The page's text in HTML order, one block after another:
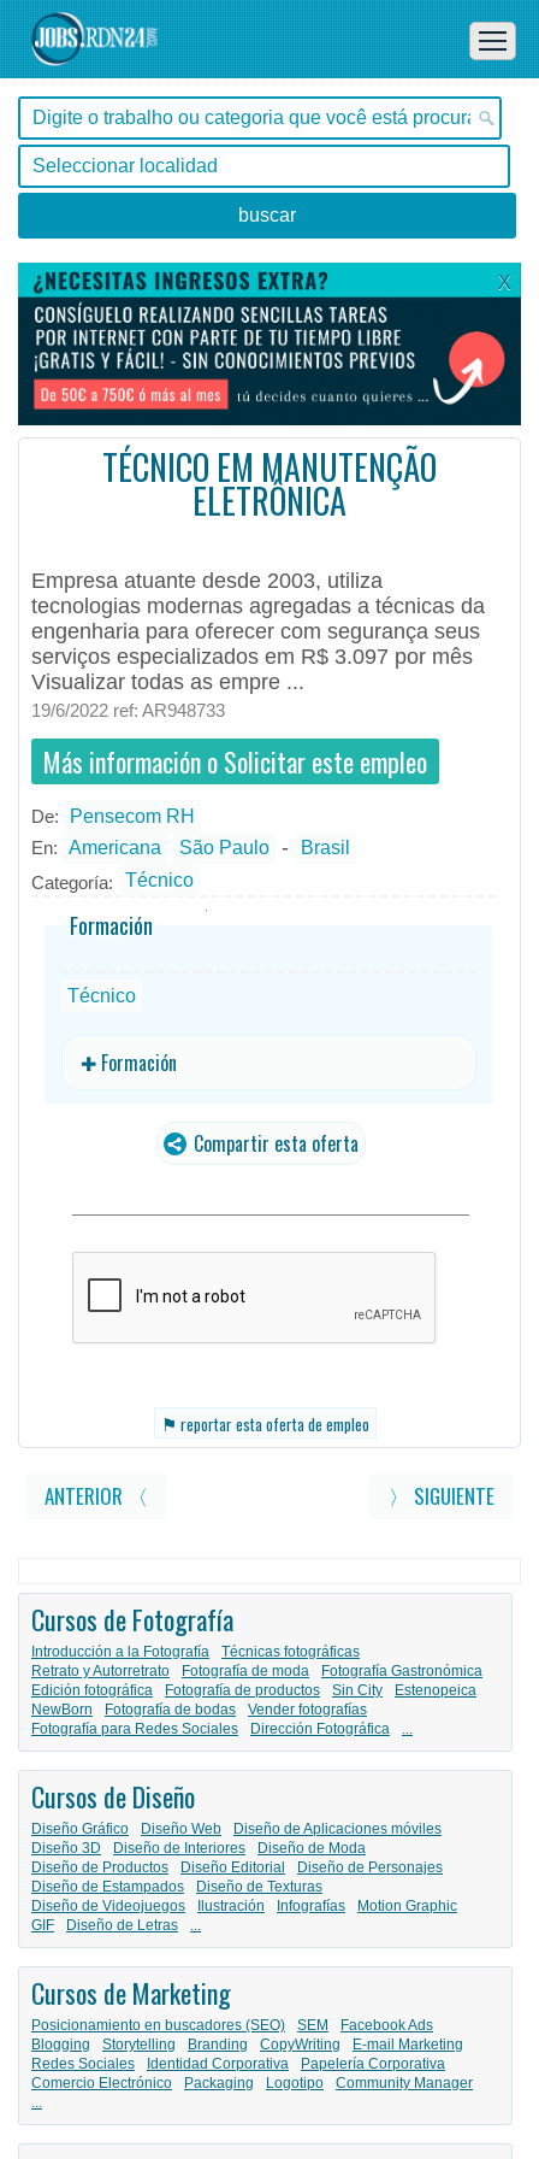
X
TÉCNICO EM MANUTENÇÃO
ELETRÔNICA
Empresa atuante desde 2003, utiliza
tecnologias modernas agregadas a técnicas da
engenharia para oferecer com segurança seus
serviços especializados em R$ 3.097 por mês
Visualizar todas as empre ...
19/6/2022 ref: AR948733
Más información o Solicitar este empleo
De: Pensecom RH
En: Americana São Paulo -
Brasil
Categoría:
Técnico
Formación
Técnico
✚ Formación
Compartir esta oferta
⚑ reportar esta oferta de empleo
ANTERIOR 〈 〉 SIGUIENTE
Cursos de Fotografía
Introducción a la Fotografía
Técnicas fotográficas
Retrato y Autorretrato
Fotografía de moda
Fotografía Gastronómica
Edición fotográfica
Fotografía de productos Sin City
Estenopeica
NewBorn
Fotografía de bodas
Vender fotografías
Fotografía para Redes Sociales
Dirección Fotográfica ...
Cursos de Diseño
Diseño Gráfico Diseño Web
Diseño de Aplicaciones móviles
Diseño 3D
Diseño de Interiores
Diseño de Moda
Diseño de Productos
Diseño Editorial
Diseño de Personajes
Diseño de Estampados
Diseño de Texturas
Diseño de Videojuegos
Ilustración Infografías
Motion Graphic
GIF
Diseño de Letras ...
Cursos de Marketing
Posicionamiento en buscadores (SEO) SEM
Facebook Ads
Blogging
Storytelling Branding CopyWriting
E-mail Marketing
Redes Sociales
Identidad Corporativa
Papelería Corporativa
Comercio Electrónico
Packaging Logotipo
Community Manager
...